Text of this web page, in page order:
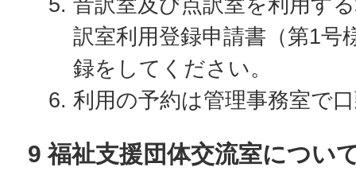
訳室利用登録申請書（第1号
録をしてください。
利用の予約は管理事務室で
9 福祉支援団体交流室につい